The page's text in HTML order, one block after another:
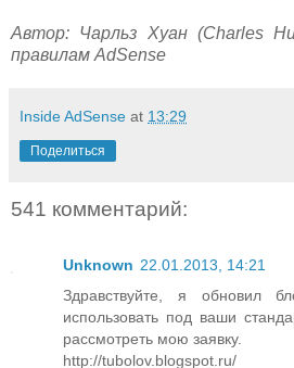
Автор: Чарльз Хуан (Charles
правилам AdSense
Inside AdSense at 13:29
Поделиться
541 комментарий:
Unknown 22.01.2013, 14:21
Здравствуйте, я обновил
использовать под ваши
рассмотреть мою заявку.
http://tubolov.blogspot.ru/